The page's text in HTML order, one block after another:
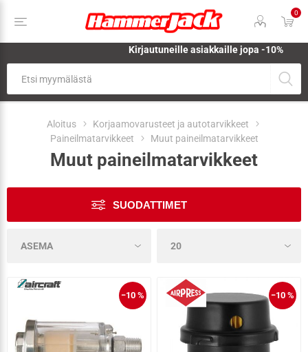
0
Kirjautuneille asiakkaille jopa -10%
Aloitus
Korjaamovarusteet ja autotarvikkeet
Paineilmatarvikkeet
Muut paineilmatarvikkeet
Muut paineilmatarvikkeet
SUODATTIMET
−10 % −10 %